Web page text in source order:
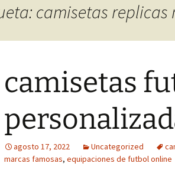
camisetas replicas
camisetas
agosto 17, 2022 Uncategorized
marcas famosas, equipaciones de futbol online